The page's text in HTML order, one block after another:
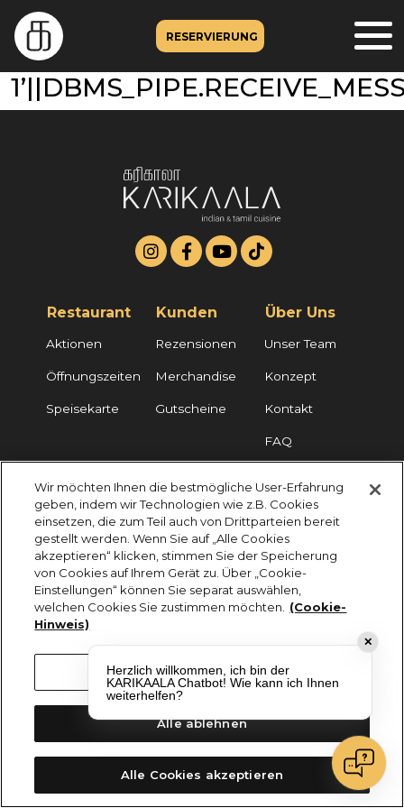
RESERVIERUNG
Restaurant
Aktionen
Öffnungszeiten
Speisekarte
Kunden
Rezensionen
Merchandise
Gutscheine
Über Uns
Unser Team
Konzept
Kontakt
FAQ
Impressum Cookies Datenschutz
KARIKAALA ©2026 - Saily Food Service GmbH
Alle Rechte vorbehalten
Wir möchten Ihnen die bestmögliche User-Erfahrung
geben, indem wir Technologien wie z.B. Cookies
einsetzen, die zum Teil auch von Drittparteien bereit
gestellt werden. Wenn Sie auf „Alle Cookies
akzeptieren“ klicken, stimmen Sie der Speicherung
von Cookies auf Ihrem Gerät zu. Über „Cookie-
Einstellungen“ können Sie separat auswählen,
welchen Cookies Sie zustimmen möchten.
(Cookie-
Hinweis)
Cookie-Einstellungen
Alle ablehnen
Alle Cookies akzeptieren
✕
Herzlich willkommen, ich bin der
KARIKAALA Chatbot! Wie kann ich Ihnen
weiterhelfen?